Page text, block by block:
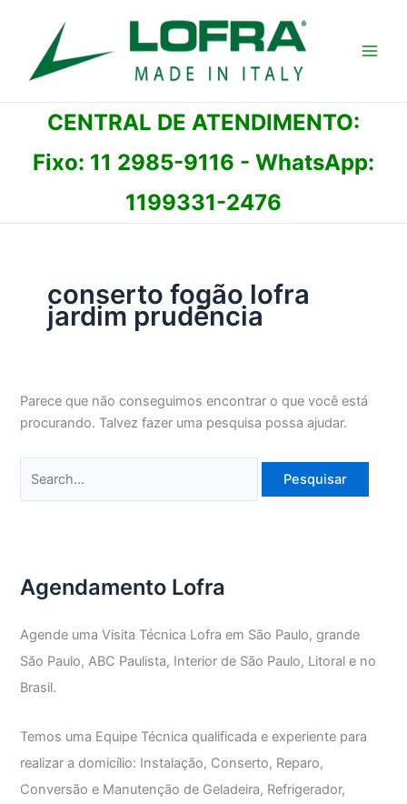
conteúdo
CENTRAL DE ATENDIMENTO:
Fixo: 11 2985-9116 - WhatsApp:
1199331-2476
conserto fogão lofra
jardim prudência
Parece que não conseguimos encontrar o que você está
procurando. Talvez fazer uma pesquisa possa ajudar.
por:
Agendamento Lofra
Agende uma Visita Técnica Lofra em São Paulo, grande
São Paulo, ABC Paulista, Interior de São Paulo, Litoral e no
Brasil.
Temos uma Equipe Técnica qualificada e experiente para
realizar a domicílio: Instalação, Conserto, Reparo,
Conversão e Manutenção de Geladeira, Refrigerador,